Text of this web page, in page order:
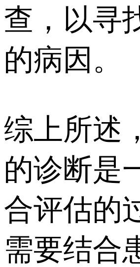
查，以寻
的病因。
综上所述
的诊断是
合评估的
需要结合